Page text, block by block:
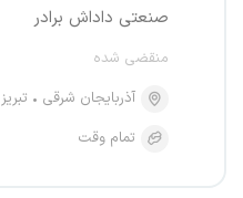
صنعتی داداش برادر
منقضی شده
آذربایجان شرقی
تبریز
تمام وقت